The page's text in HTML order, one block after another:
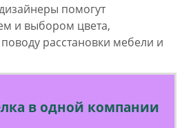
помогут
и выбором цвета,
расстановки мебели и
в одной компании